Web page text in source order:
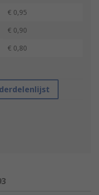
€ 0,95
€ 0,90
€ 0,80